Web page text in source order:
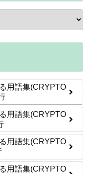
用語集(CRYPTO
用語集(CRYPTO
用語集(CRYPTO
用語集(CRYPTO